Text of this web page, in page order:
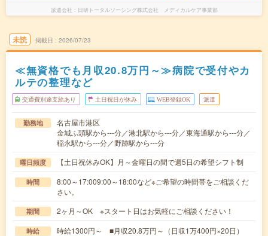
派遣会社 日研トータルソーシング株式会社 メディカルケア事業部
未読 掲載日 2026/07/23
≪無資格でも月収20.8万円～≫病院で受付やカ
ルテの整理など
交通費別途支給あり 土日祝日が休み WEB登録OK 派遣
勤務地
名古屋市港区
金城ふ頭駅から---分／港北駅から---分／東海通駅から---分／
稲永駅から---分／野跡駅から---分
曜日頻度 【土日祝休みOK】月～金曜日の間で週5日の希望シフト制
時間
8:00～17:009:00～18:00など※ご希望の時間帯をご相談くだ
さい。
期間 2ヶ月～OK ※スタート日はお気軽にご相談ください！
時給 時給1300円～ ■月収20.8万円～（日収1万400円×20日）